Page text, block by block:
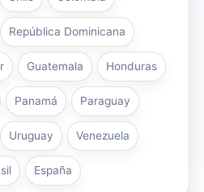
República Dominicana
Guatemala Honduras
Panamá Paraguay
Uruguay Venezuela
España